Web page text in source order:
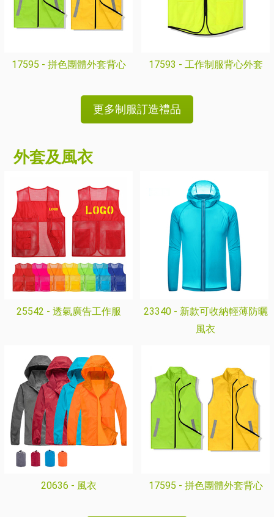
17595 - 拼色團體外套背心 17593 - 工作制服背心外套
更多制服訂造禮品
外套及風衣
25542 - 透氣廣告工作服 23340 - 新款可收納輕薄防曬
風衣
20636 - 風衣 17595 - 拼色團體外套背心